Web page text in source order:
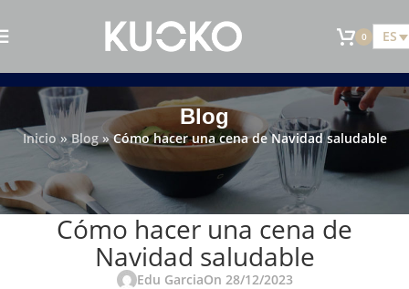
0 ES
Blog
Inicio»Blog»Cómo hacer una cena de Navidad saludable
KUOKO
Cómo hacer una cena de
Navidad saludable
Edu GarciaOn 28/12/2023